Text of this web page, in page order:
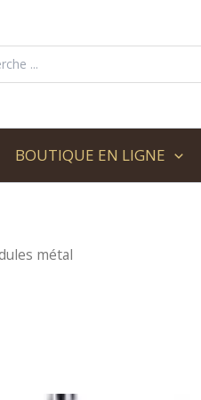
BOUTIQUE EN LIGNE
métal